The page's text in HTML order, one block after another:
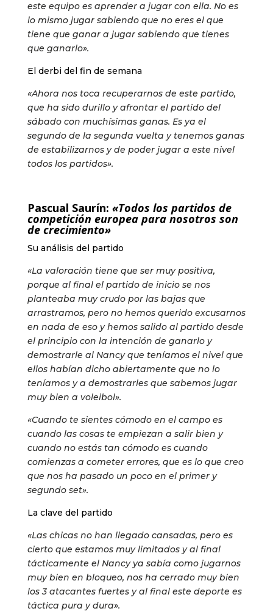
este equipo es aprender a jugar con ella. No es
lo mismo jugar sabiendo que no eres el que
tiene que ganar a jugar sabiendo que tienes
que ganarlo».
El derbi del fin de semana
«Ahora nos toca recuperarnos de este partido,
que ha sido durillo y afrontar el partido del
sábado con muchísimas ganas. Es ya el
segundo de la segunda vuelta y tenemos ganas
de estabilizarnos y de poder jugar a este nivel
todos los partidos».
Pascual Saurín: «Todos los partidos de
competición europea para nosotros son
de crecimiento»
Su análisis del partido
«La valoración tiene que ser muy positiva,
porque al final el partido de inicio se nos
planteaba muy crudo por las bajas que
arrastramos, pero no hemos querido excusarnos
en nada de eso y hemos salido al partido desde
el principio con la intención de ganarlo y
demostrarle al Nancy que teníamos el nivel que
ellos habían dicho abiertamente que no lo
teníamos y a demostrarles que sabemos jugar
muy bien a voleibol».
«Cuando te sientes cómodo en el campo es
cuando las cosas te empiezan a salir bien y
cuando no estás tan cómodo es cuando
comienzas a cometer errores, que es lo que creo
que nos ha pasado un poco en el primer y
segundo set».
La clave del partido
«Las chicas no han llegado cansadas, pero es
cierto que estamos muy limitados y al final
tácticamente el Nancy ya sabía como jugarnos
muy bien en bloqueo, nos ha cerrado muy bien
los 3 atacantes fuertes y al final este deporte es
táctica pura y dura».